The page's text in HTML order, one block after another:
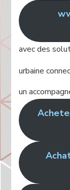
avec des
urbaine
un